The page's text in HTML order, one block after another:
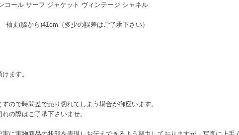
コール サーフ ジャケット ヴィンテージ シャネル
(脇から)41cm（多少の誤差はご了承下さい）
ます。
ので時間差で売り切れてしまう場合が御座います。
の際はご了承下さいませ。